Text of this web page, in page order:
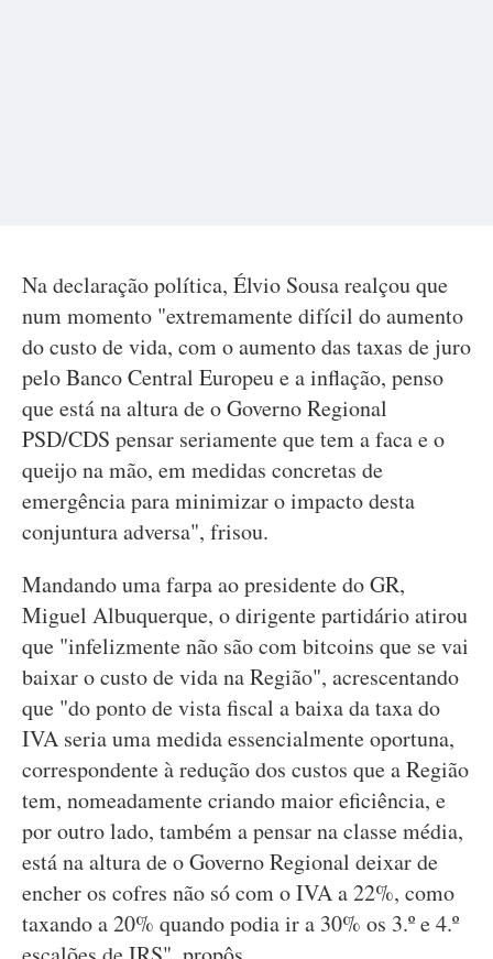
Na declaração política, Élvio Sousa realçou que
num momento "extremamente difícil do aumento
do custo de vida, com o aumento das taxas de juro
pelo Banco Central Europeu e a inflação, penso
que está na altura de o Governo Regional
PSD/CDS pensar seriamente que tem a faca e o
queijo na mão, em medidas concretas de
emergência para minimizar o impacto desta
conjuntura adversa", frisou.
Mandando uma farpa ao presidente do GR,
Miguel Albuquerque, o dirigente partidário atirou
que "infelizmente não são com bitcoins que se vai
baixar o custo de vida na Região", acrescentando
que "do ponto de vista fiscal a baixa da taxa do
IVA seria uma medida essencialmente oportuna,
correspondente à redução dos custos que a Região
tem, nomeadamente criando maior eficiência, e
por outro lado, também a pensar na classe média,
está na altura de o Governo Regional deixar de
encher os cofres não só com o IVA a 22%, como
taxando a 20% quando podia ir a 30% os 3.º e 4.º